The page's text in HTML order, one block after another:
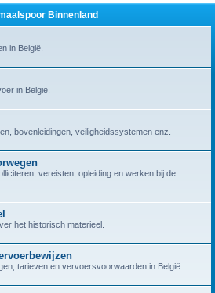
Binnenland
in België.
in België.
bovenleidingen, veiligheidssystemen enz.
vereisten, opleiding en werken bij de
het historisch materieel.
tarieven en vervoersvoorwaarden in België.